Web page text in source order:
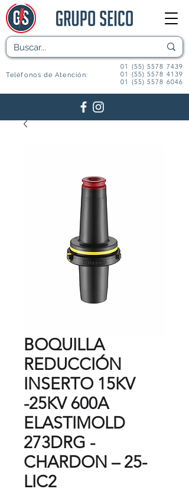
Teléfonos de Atención:
01 (55) 5578 7439
01 (55) 5578 4139
01 (55) 5578 6046
BOQUILLA
REDUCCIÓN
INSERTO 15KV
-25KV 600A
ELASTIMOLD
273DRG -
CHARDON – 25-
LIC2